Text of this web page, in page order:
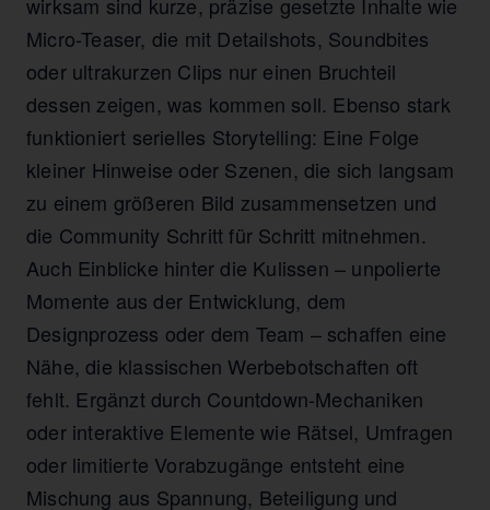
Micro-Teaser, die mit Detailshots, Soundbites
oder ultrakurzen Clips nur einen Bruchteil
dessen zeigen, was kommen soll. Ebenso stark
funktioniert serielles Storytelling: Eine Folge
kleiner Hinweise oder Szenen, die sich langsam
zu einem größeren Bild zusammensetzen und
die Community Schritt für Schritt mitnehmen.
Auch Einblicke hinter die Kulissen – unpolierte
Momente aus der Entwicklung, dem
Designprozess oder dem Team – schaffen eine
Nähe, die klassischen Werbebotschaften oft
fehlt. Ergänzt durch Countdown-Mechaniken
oder interaktive Elemente wie Rätsel, Umfragen
oder limitierte Vorabzugänge entsteht eine
Mischung aus Spannung, Beteiligung und